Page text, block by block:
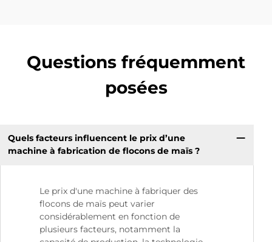
Questions fréquemment
posées
Quels facteurs influencent le prix d’une
machine à fabrication de flocons de maïs ?
Le prix d'une machine à fabriquer des
flocons de maïs peut varier
considérablement en fonction de
plusieurs facteurs, notamment la